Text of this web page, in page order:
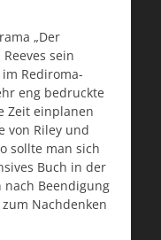
„Der
sein
Rediroma-
eng bedruckte
Zeit einplanen
von Riley und
sollte man sich
Buch in der
nach Beendigung
Nachdenken